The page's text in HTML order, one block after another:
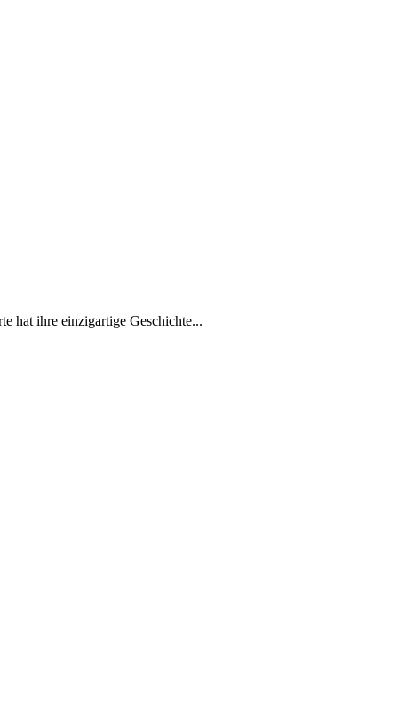
hat ihre einzigartige Geschichte...